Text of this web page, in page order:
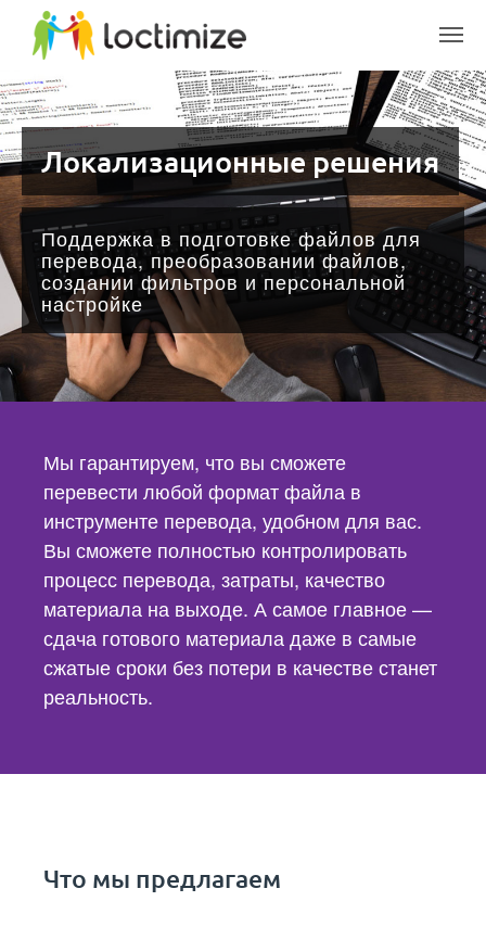
Skip to main content
Локализационные решения
Поддержка в подготовке файлов для
перевода, преобразовании файлов,
создании фильтров и персональной
настройке
Мы гарантируем, что вы сможете
перевести любой формат файла в
инструменте перевода, удобном для вас.
Вы сможете полностью контролировать
процесс перевода, затраты, качество
материала на выходе. А самое главное —
сдача готового материала даже в самые
сжатые сроки без потери в качестве станет
реальность.
Что мы предлагаем